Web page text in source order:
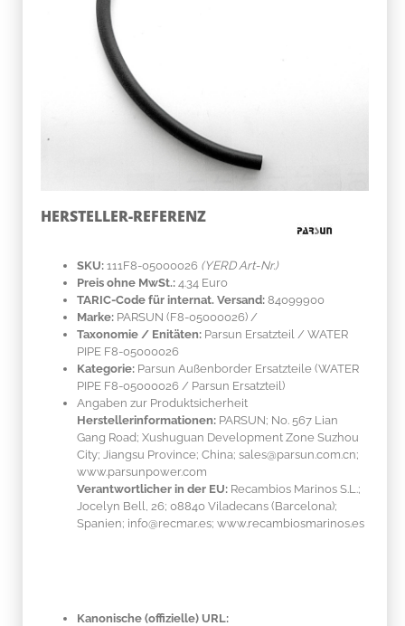
HERSTELLER-REFERENZ
SKU: 111F8-05000026 (YERD Art-Nr.)
Preis ohne MwSt.: 4.34 Euro
TARIC-Code für internat. Versand: 84099900
Marke: PARSUN (F8-05000026) /
Taxonomie / Enitäten: Parsun Ersatzteil / WATER
PIPE F8-05000026
Kategorie: Parsun Außenborder Ersatzteile (WATER
PIPE F8-05000026 / Parsun Ersatzteil)
Angaben zur Produktsicherheit
Herstellerinformationen: PARSUN; No. 567 Lian
Gang Road; Xushuguan Development Zone Suzhou
City; Jiangsu Province; China; sales@parsun.com.cn;
www.parsunpower.com
Verantwortlicher in der EU: Recambios Marinos S.L.;
Jocelyn Bell, 26; 08840 Viladecans (Barcelona);
Spanien; info@recmar.es; www.recambiosmarinos.es
Kanonische (offizielle) URL: